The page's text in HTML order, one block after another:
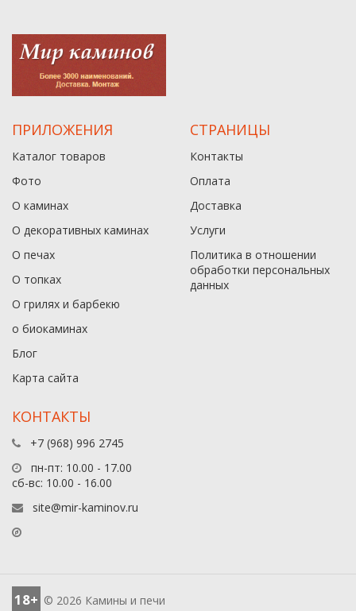
ПРИЛОЖЕНИЯ
Каталог товаров
Фото
О каминах
О декоративных каминах
О печах
О топках
О грилях и барбекю
о биокаминах
Блог
Карта сайта
СТРАНИЦЫ
Контакты
Оплата
Доставка
Услуги
Политика в отношении
обработки персональных
данныx
КОНТАКТЫ
+7 (968) 996 2745
пн-пт: 10.00 - 17.00
сб-вс: 10.00 - 16.00
site@mir-kaminov.ru
18+ © 2026 Камины и печи